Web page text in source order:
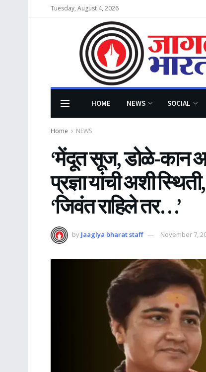
Tuesday, August 4, 2026
HOME NEWS SOCIAL
Home NEWS
‘मेंदूत सूज, डोळे-कान
प्रज्ञा यांची अशी
‘जिवंत राहिले तर…’
by Jaaglya bharat staff November 7,